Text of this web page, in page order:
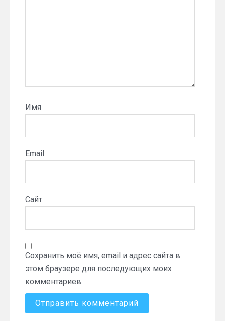
Имя
Email
Сайт
Сохранить моё имя, email и адрес сайта в
этом браузере для последующих моих
комментариев.